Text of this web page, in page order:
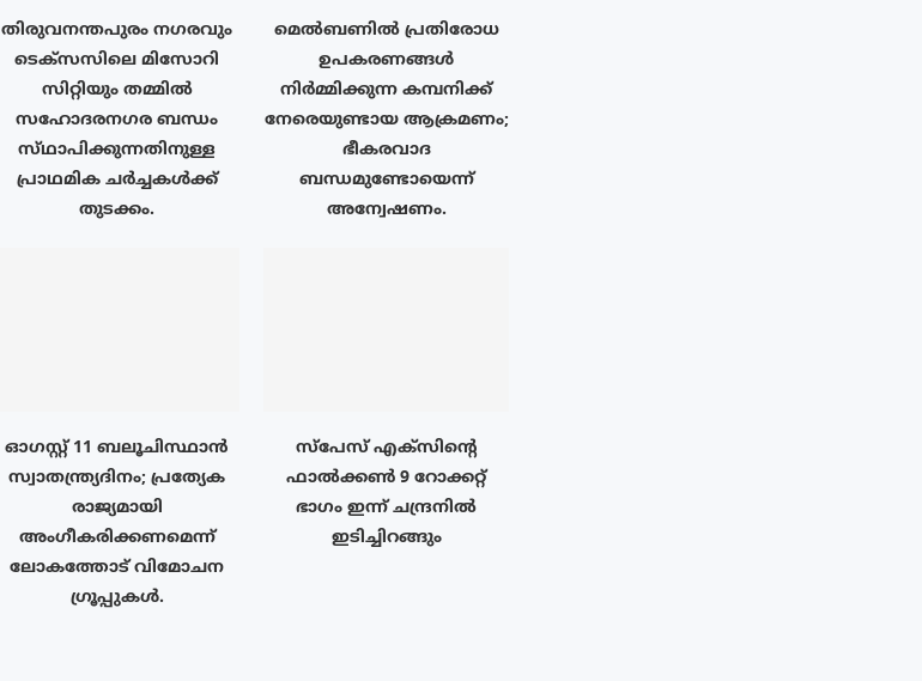
തിരുവനന്തപുരം നഗരവും
ടെക്‌സസിലെ മിസോറി
സിറ്റിയും തമ്മിൽ
സഹോദരനഗര ബന്ധം
സ്‌ഥാപിക്കുന്നതിനുള്ള
പ്രാഥമിക ചർച്ചകൾക്ക്
തുടക്കം.
മെൽബണിൽ പ്രതിരോധ
ഉപകരണങ്ങൾ
നിർമ്മിക്കുന്ന കമ്പനിക്ക്
നേരെയുണ്ടായ ആക്രമണം;
ഭീകരവാദ
ബന്ധമുണ്ടോയെന്ന്
അന്വേഷണം.
ഓഗസ്റ്റ് 11 ബലൂചിസ്ഥാൻ
സ്വാതന്ത്ര്യദിനം; പ്രത്യേക
രാജ്യമായി
അംഗീകരിക്കണമെന്ന്
ലോകത്തോട് വിമോചന
ഗ്രൂപ്പുകൾ.
സ്‌പേസ് എക്‌സിൻ്റെ
ഫാൽക്കൺ 9 റോക്കറ്റ്
ഭാഗം ഇന്ന് ചന്ദ്രനിൽ
ഇടിച്ചിറങ്ങും